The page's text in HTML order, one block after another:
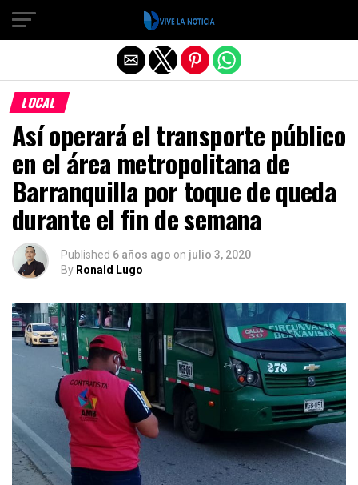
LOCAL
Así operará el transporte público
en el área metropolitana de
Barranquilla por toque de queda
durante el fin de semana
Published 6 años ago on julio 3, 2020
By Ronald Lugo
Salir de la versión móvil